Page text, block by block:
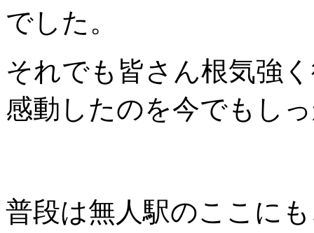
でした。
それでも皆さん根気強
感動したのを今でもし
普段は無人駅のここに